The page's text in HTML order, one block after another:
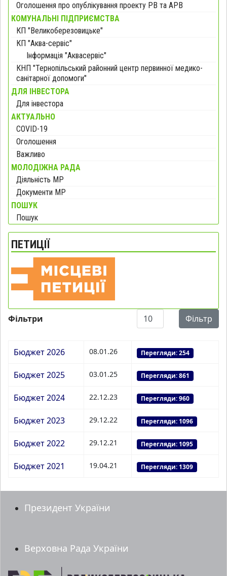
Оголошення про опублікування проекту РВ та АРВ
КОМУНАЛЬНІ ПІДПРИЄМСТВА
КП "Великоберезовицьке"
КП "Аква-сервіс"
Інформація "Аквасервіс"
КНП "Тернопільський районний центр первинної медико-
санітарної допомоги"
ДЛЯ ІНВЕСТОРА
Для інвестора
АКТУАЛЬНО
COVID-19
Оголошення
Важливо
МОЛОДІЖНА РАДА
Діяльність МР
Документи МР
ПОШУК
Пошук
ПЕТИЦІЇ
Фільтри Показувати Фільтр
Бюджет 2026 08.01.26 Перегляди: 254
Бюджет 2025 03.01.25 Перегляди: 861
Бюджет 2024 22.12.23 Перегляди: 960
Бюджет 2023 29.12.22 Перегляди: 1096
Бюджет 2022 29.12.21 Перегляди: 1095
Бюджет 2021 19.04.21 Перегляди: 1309
Президент України
Верховна Рада України